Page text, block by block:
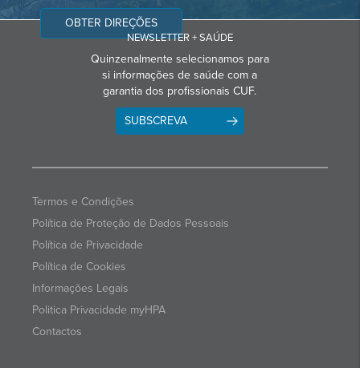
OBTER DIREÇÕES
NEWSLETTER + SAÚDE
Quinzenalmente selecionamos para
si informações de saúde com a
garantia dos profissionais CUF.
SUBSCREVA
Termos e Condições
Política de Proteção de Dados Pessoais
Política de Privacidade
Política de Cookies
Informações Legais
Politica Privacidade myHPA
Contactos